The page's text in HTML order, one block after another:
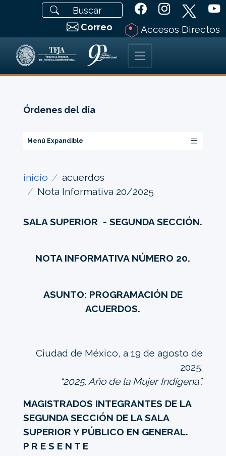
Correo Accesos Directos
Órdenes del día
Menú Expandible
inicio
acuerdos
Nota Informativa 20/2025
SALA SUPERIOR - SEGUNDA SECCIÓN.
NOTA INFORMATIVA NÚMERO 20.
ASUNTO: PROGRAMACIÓN DE
ACUERDOS.
Ciudad de México, a 19 de agosto de
2025.
“2025, Año de la Mujer Indígena”.
MAGISTRADOS INTEGRANTES DE LA
SEGUNDA SECCIÓN DE LA SALA
SUPERIOR Y PÚBLICO EN GENERAL.
P R E S E N T E